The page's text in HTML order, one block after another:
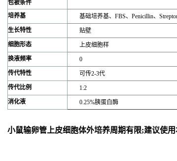
包被条件
培养基
基础培养基、FBS、Penicillin、
生长特性
贴壁
细胞形态
上皮细胞样
换液频率
0
传代特性
可传2-3代
传代比例
1:2
消化液
0.25%胰蛋白酶
小鼠输卵管上皮细胞体外培养周期有限;建议使